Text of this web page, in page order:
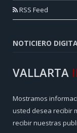
RSS Feed
NOTICIERO
VALLARTA
Mostramos
usted desea recibir
recibir nuestras